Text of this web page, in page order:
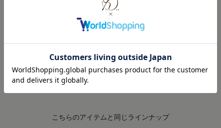
修理・メンテナンスについて
こちらのアイテムと同じラインナップ